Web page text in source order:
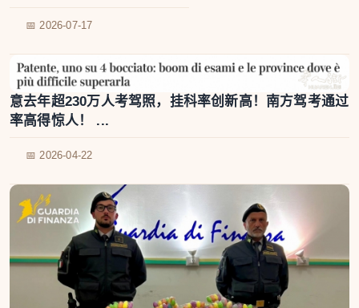
📅 2026-07-17
意去年超230万人考驾照，挂科率创新高！南方驾考通过
率高得惊人！ ...
📅 2026-04-22